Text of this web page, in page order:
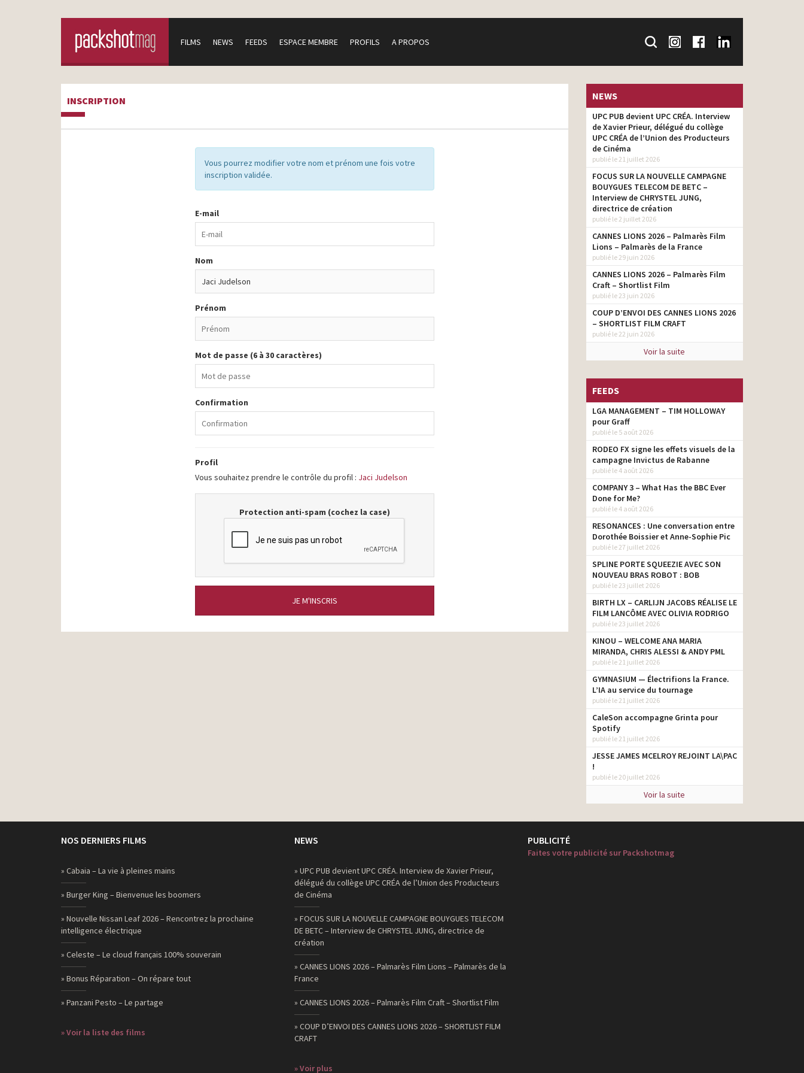
FILMS NEWS FEEDS ESPACE MEMBRE PROFILS A PROPOS
INSCRIPTION
Vous pourrez modifier votre nom et prénom une fois votre
inscription validée.
E-mail
Nom
Prénom
Mot de passe (6 à 30 caractères)
Confirmation
Profil
Vous souhaitez prendre le contrôle du profil : Jaci Judelson
Protection anti-spam (cochez la case)
JE M'INSCRIS
NEWS
UPC PUB devient UPC CRÉA. Interview
de Xavier Prieur, délégué du collège
UPC CRÉA de l’Union des Producteurs
de Cinéma
publié le 21 juillet 2026
FOCUS SUR LA NOUVELLE CAMPAGNE
BOUYGUES TELECOM DE BETC –
Interview de CHRYSTEL JUNG,
directrice de création
publié le 2 juillet 2026
CANNES LIONS 2026 – Palmarès Film
Lions – Palmarès de la France
publié le 29 juin 2026
CANNES LIONS 2026 – Palmarès Film
Craft – Shortlist Film
publié le 23 juin 2026
COUP D’ENVOI DES CANNES LIONS 2026
– SHORTLIST FILM CRAFT
publié le 22 juin 2026
Voir la suite
FEEDS
LGA MANAGEMENT – TIM HOLLOWAY
pour Graff
publié le 5 août 2026
RODEO FX signe les effets visuels de la
campagne Invictus de Rabanne
publié le 4 août 2026
COMPANY 3 – What Has the BBC Ever
Done for Me?
publié le 4 août 2026
RESONANCES : Une conversation entre
Dorothée Boissier et Anne-Sophie Pic
publié le 27 juillet 2026
SPLINE PORTE SQUEEZIE AVEC SON
NOUVEAU BRAS ROBOT : BOB
publié le 23 juillet 2026
BIRTH LX – CARLIJN JACOBS RÉALISE LE
FILM LANCÔME AVEC OLIVIA RODRIGO
publié le 23 juillet 2026
KINOU – WELCOME ANA MARIA
MIRANDA, CHRIS ALESSI & ANDY PML
publié le 21 juillet 2026
GYMNASIUM — Électrifions la France.
L’IA au service du tournage
publié le 21 juillet 2026
CaleSon accompagne Grinta pour
Spotify
publié le 21 juillet 2026
JESSE JAMES MCELROY REJOINT LA\PAC
!
publié le 20 juillet 2026
Voir la suite
NOS DERNIERS FILMS
» Cabaia – La vie à pleines mains
» Burger King – Bienvenue les boomers
» Nouvelle Nissan Leaf 2026 – Rencontrez la prochaine
intelligence électrique
» Celeste – Le cloud français 100% souverain
» Bonus Réparation – On répare tout
» Panzani Pesto – Le partage
» Voir la liste des films
NEWS
» UPC PUB devient UPC CRÉA. Interview de Xavier Prieur,
délégué du collège UPC CRÉA de l’Union des Producteurs
de Cinéma
» FOCUS SUR LA NOUVELLE CAMPAGNE BOUYGUES TELECOM
DE BETC – Interview de CHRYSTEL JUNG, directrice de
création
» CANNES LIONS 2026 – Palmarès Film Lions – Palmarès de la
France
» CANNES LIONS 2026 – Palmarès Film Craft – Shortlist Film
» COUP D’ENVOI DES CANNES LIONS 2026 – SHORTLIST FILM
CRAFT
» Voir plus
PUBLICITÉ
Faites votre publicité sur Packshotmag